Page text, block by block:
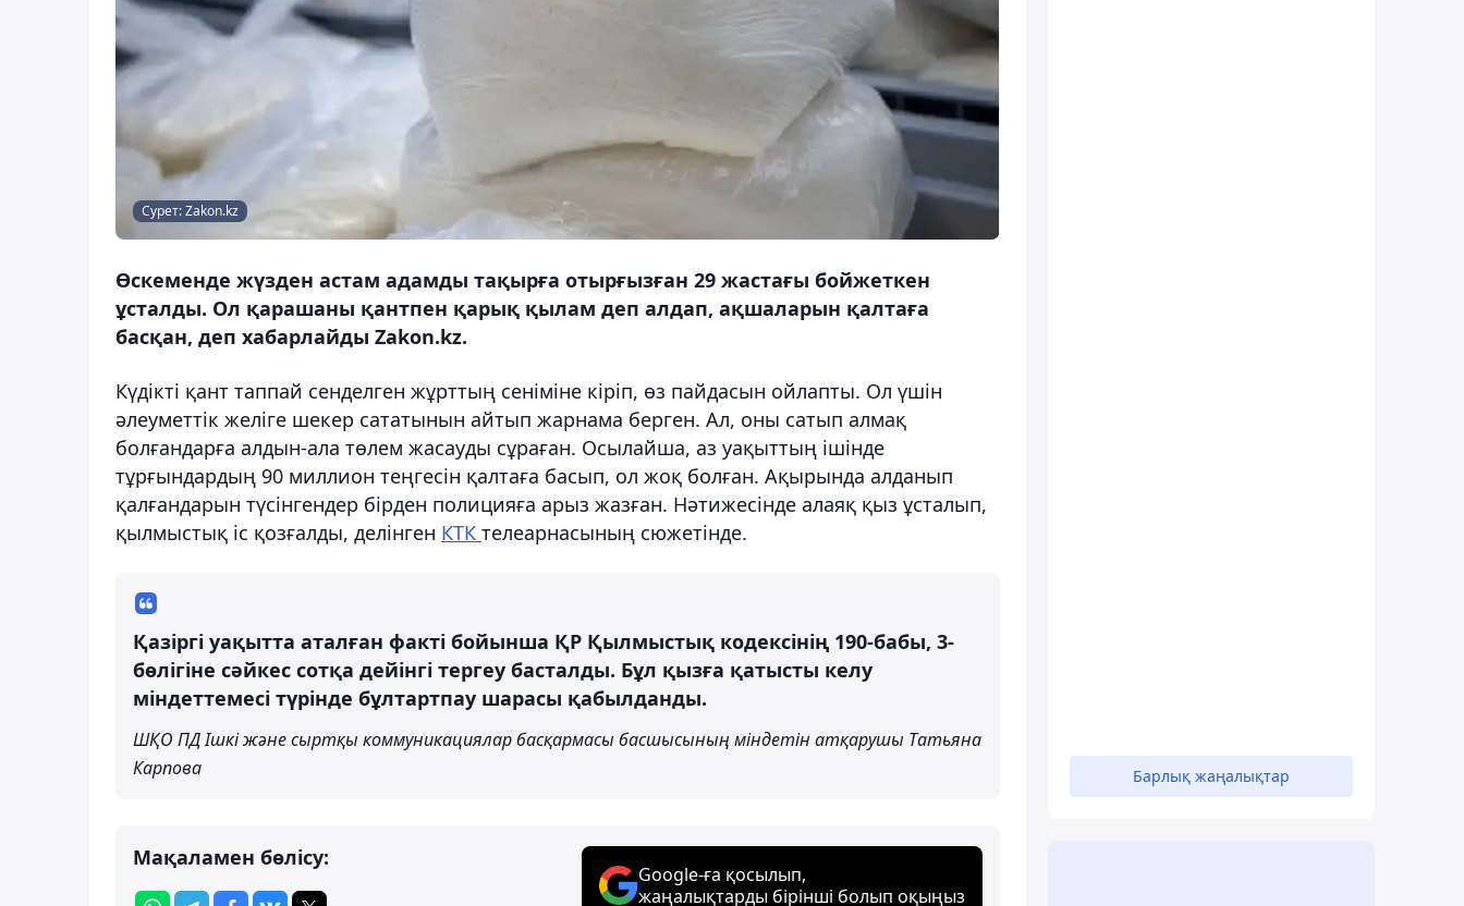
Сурет: Zakon.kz
Өскеменде жүзден астам адамды тақырға отырғызған 29 жастағы бойжеткен
ұсталды. Ол қарашаны қантпен қарық қылам деп алдап, ақшаларын қалтаға
басқан, деп хабарлайды Zakon.kz.
Күдікті қант таппай сенделген жұрттың сеніміне кіріп, өз пайдасын ойлапты. Ол үшін
әлеуметтік желіге шекер сататынын айтып жарнама берген. Ал, оны сатып алмақ
болғандарға алдын-ала төлем жасауды сұраған. Осылайша, аз уақыттың ішінде
тұрғындардың 90 миллион теңгесін қалтаға басып, ол жоқ болған. Ақырында алданып
қалғандарын түсінгендер бірден полицияға арыз жазған. Нәтижесінде алаяқ қыз ұсталып,
қылмыстық іс қозғалды, делінген КТК телеарнасының сюжетінде.
Қазіргі уақытта аталған факті бойынша ҚР Қылмыстық кодексінің 190-бабы, 3-
бөлігіне сәйкес сотқа дейінгі тергеу басталды. Бұл қызға қатысты келу
міндеттемесі түрінде бұлтартпау шарасы қабылданды.
ШҚО ПД Ішкі және сыртқы коммуникациялар басқармасы басшысының міндетін атқарушы Татьяна
Карпова
Мақаламен бөлісу:
Google-ға қосылып,
жаңалықтарды бірінші болып оқыңыз
Барлық жаңалықтар